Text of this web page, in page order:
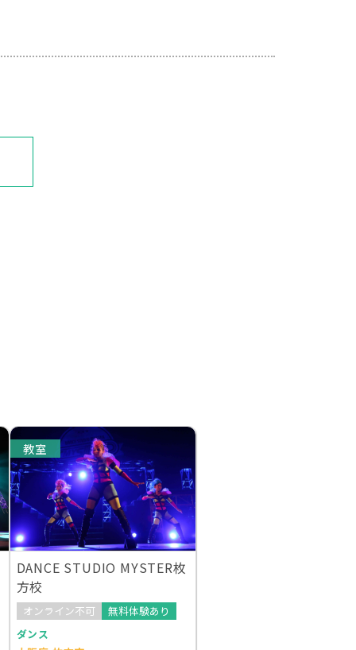
教室
DANCE STUDIO MYSTER枚
方校
オンライン不可
無料体験あり
ダンス